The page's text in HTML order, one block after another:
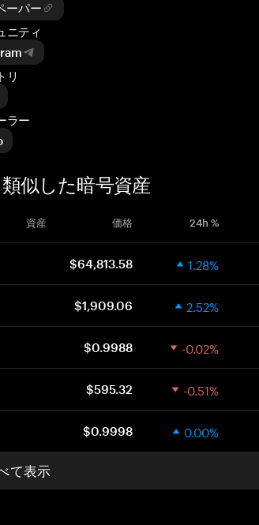
ーパー
ニティ
リ
ラー
似した暗号資産
資産 価格 24h %
$64,813.58 1.28%
$1,909.06 2.52%
$0.9988 -0.02%
$595.32 -0.51%
$0.9998 0.00%
て表示